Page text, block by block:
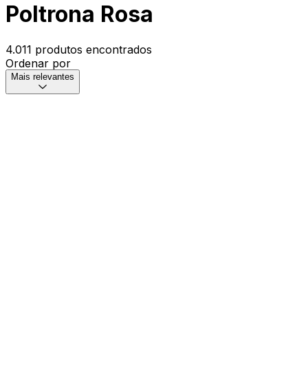
Poltrona Rosa
4.011 produtos encontrados
Ordenar por
Mais relevantes